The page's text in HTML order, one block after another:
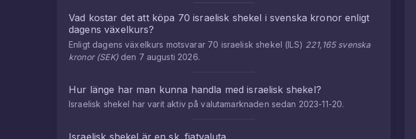
Vad kostar det att köpa 70israelisk shekel i svenska kronor enligt
dagens växelkurs?
Enligt dagens växelkurs motsvarar 70 israelisk shekel (ILS) 221,165 svenska
kronor(SEK)den 7 augusti 2026.
Hur länge har man kunna handla medisraelisk shekel?
Israelisk shekel har varit aktiv på valutamarknaden sedan 2023-11-20.
Israelisk shekel är en sk. fiatvaluta.